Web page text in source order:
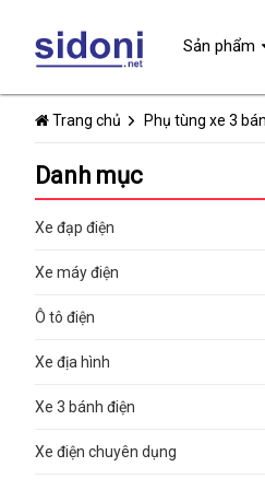
Trang chủ Phụ tùng xe 3
Danh mục
Xe đạp điện
Xe máy điện
Ô tô điện
Xe địa hình
Xe 3 bánh điện
Xe điện chuyên dụng
Sản phẩm